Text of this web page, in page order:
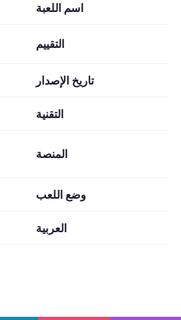
اسم اللعبة
التقييم
تاريخ الإصدار
التقنية
المنصة
وضع اللعب
العربية